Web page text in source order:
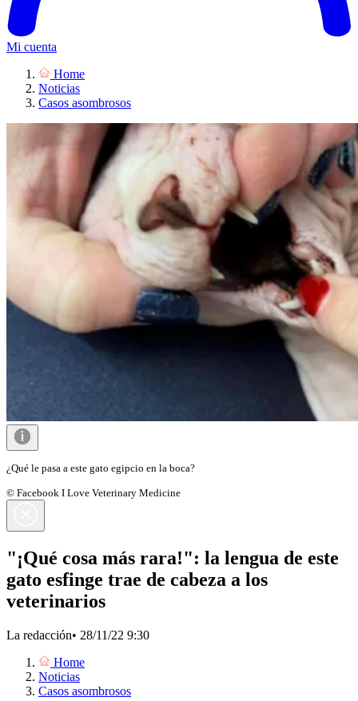
Mi cuenta
Home
Noticias
Casos asombrosos
¿Qué le pasa a este gato egipcio en la boca?
© Facebook I Love Veterinary Medicine
"¡Qué cosa más rara!": la lengua de este
gato esfinge trae de cabeza a los
veterinarios
La redacción• 28/11/22 9:30
Home
Noticias
Casos asombrosos